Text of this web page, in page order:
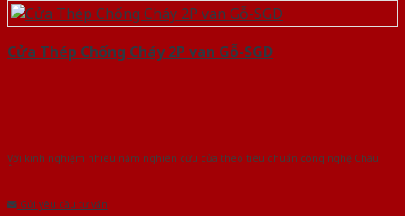
Cửa Thép Chống Cháy 2P van Gỗ-SGD
Với kinh nghiệm nhiêu năm nghiên cứu cửa theo tiêu chuẩn công nghệ Châu
Gửi yêu cầu tư vấn